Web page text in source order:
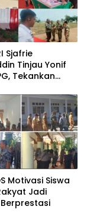
Sjafrie
Tinjau Yonif
Tekankan
dan
Prajurit
Motivasi Siswa
Jadi